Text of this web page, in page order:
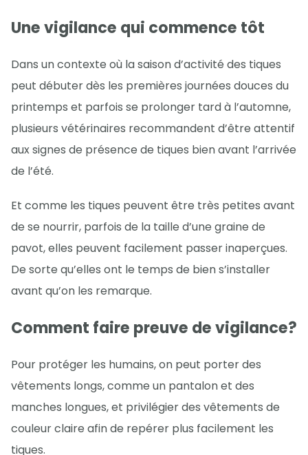
Une vigilance qui commence tôt
Dans un contexte où la saison d’activité des tiques
peut débuter dès les premières journées douces du
printemps et parfois se prolonger tard à l’automne,
plusieurs vétérinaires recommandent d’être attentif
aux signes de présence de tiques bien avant l’arrivée
de l’été.
Et comme les tiques peuvent être très petites avant
de se nourrir, parfois de la taille d’une graine de
pavot, elles peuvent facilement passer inaperçues.
De sorte qu’elles ont le temps de bien s’installer
avant qu’on les remarque.
Comment faire preuve de vigilance?
Pour protéger les humains, on peut porter des
vêtements longs, comme un pantalon et des
manches longues, et privilégier des vêtements de
couleur claire afin de repérer plus facilement les
tiques.